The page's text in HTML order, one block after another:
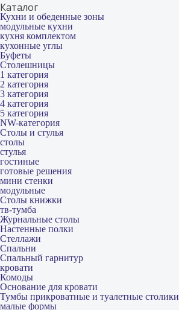
Каталог
Кухни и обеденные зоны
модульные кухни
кухня комплектом
кухонные углы
Буфеты
Столешницы
1 категория
2 категория
3 категория
4 категория
5 категория
NW-категория
Столы и стулья
столы
стулья
гостиные
готовые решения
мини стенки
модульные
Столы книжки
тв-тумба
Журнальные столы
Настенные полки
Стеллажи
Спальни
Спальный гарнитур
кровати
Комоды
Основание для кровати
Тумбы прикроватные и туалетные столики
малые формы